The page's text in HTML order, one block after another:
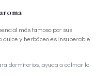
más famoso por sus
y herbáceo es insuperable
dormitorios, ayuda a calmar la